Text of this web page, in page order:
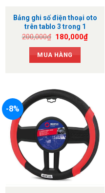
Bảng ghi số điện thoại oto
trên tablo 3 trong 1
200,000₫ Giá
là:
200,000₫.
180,000₫Giá
MUA HÀNG
-8%